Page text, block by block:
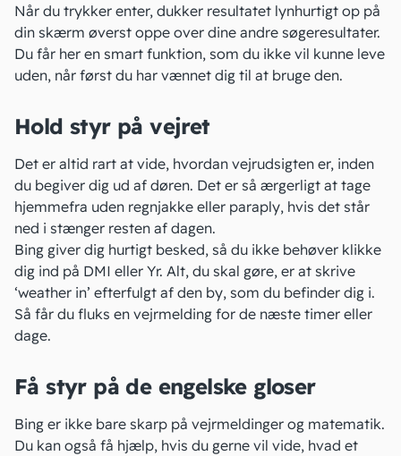
Når du trykker enter, dukker resultatet lynhurtigt op på
din skærm øverst oppe over dine andre søgeresultater.
Du får her en smart funktion, som du ikke vil kunne leve
uden, når først du har vænnet dig til at bruge den.
Hold styr på vejret
Det er altid rart at vide, hvordan vejrudsigten er, inden
du begiver dig ud af døren. Det er så ærgerligt at tage
hjemmefra uden regnjakke eller paraply, hvis det står
ned i stænger resten af dagen.
Bing giver dig hurtigt besked, så du ikke behøver klikke
dig ind på DMI eller Yr. Alt, du skal gøre, er at skrive
‘weather in’ efterfulgt af den by, som du befinder dig i.
Så får du fluks en vejrmelding for de næste timer eller
dage.
Få styr på de engelske gloser
Bing er ikke bare skarp på vejrmeldinger og matematik.
Du kan også få hjælp, hvis du gerne vil vide, hvad et